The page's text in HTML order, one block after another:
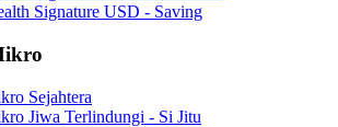
Signature USD - Saving
Sejahtera
Jiwa Terlindungi - Si Jitu